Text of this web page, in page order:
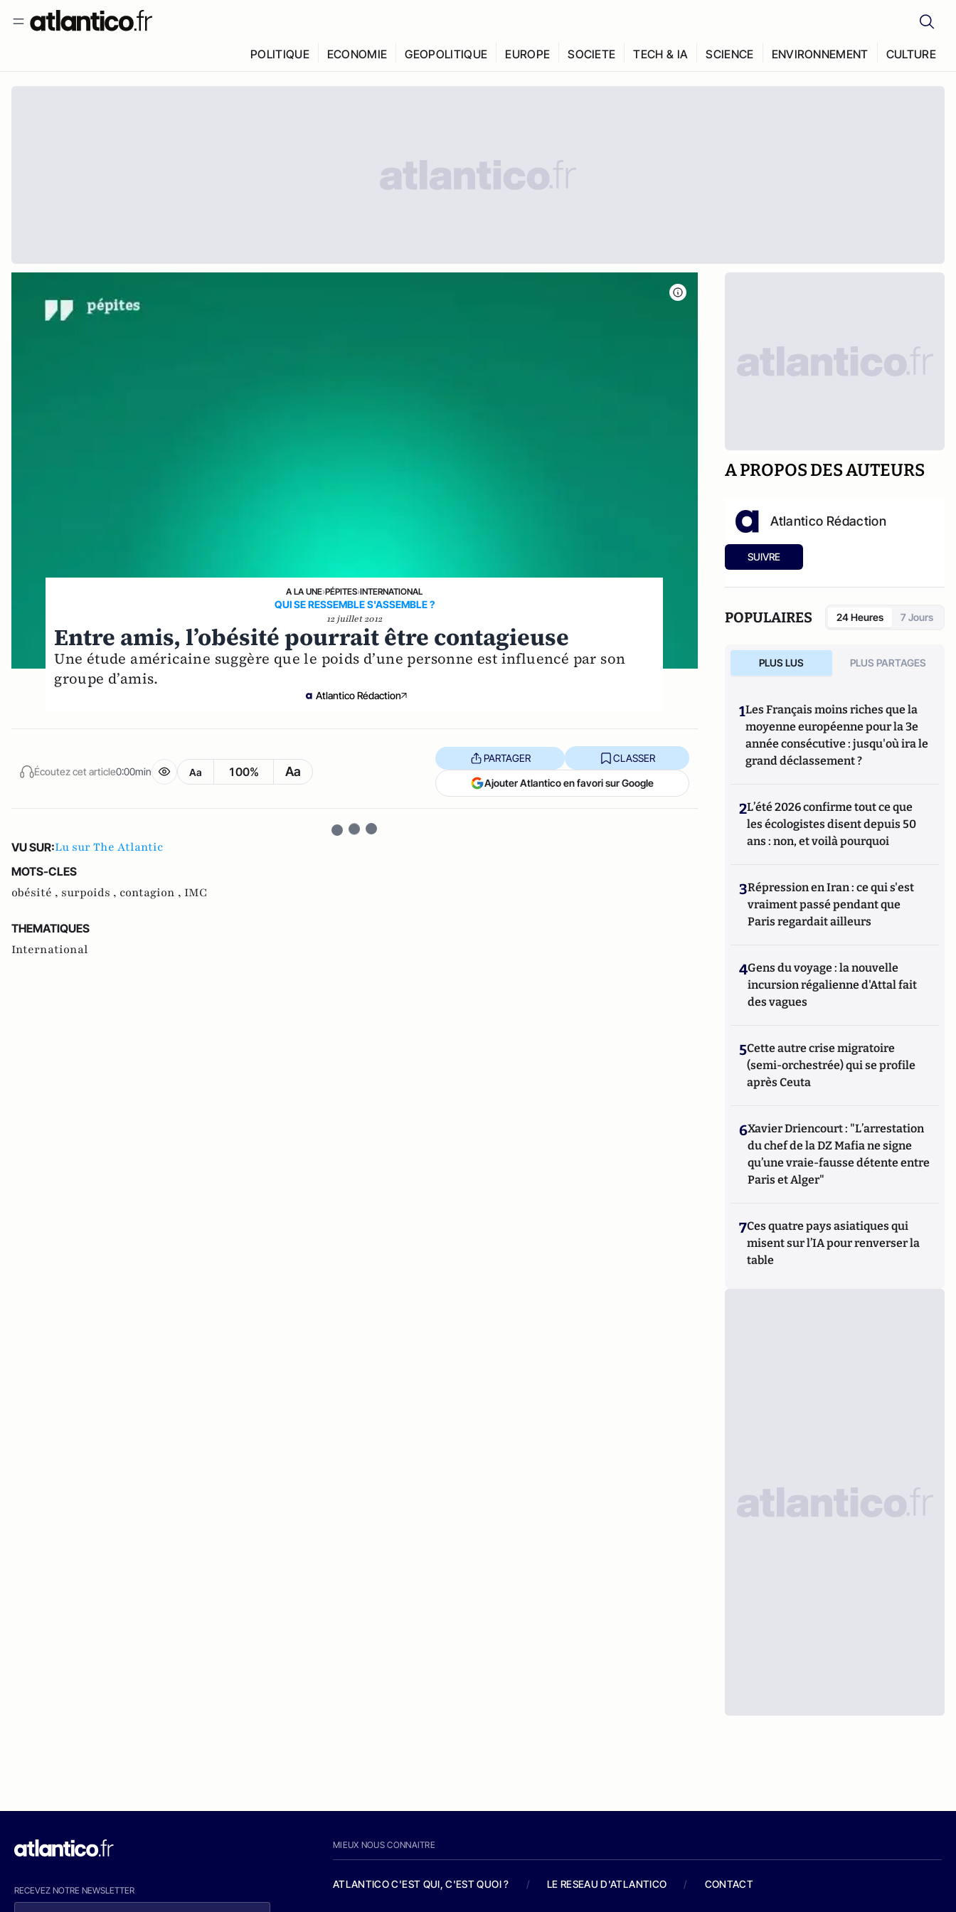
POLITIQUE ECONOMIE GEOPOLITIQUE EUROPE SOCIETE TECH & IA SCIENCE ENVIRONNEMENT CULTURE
A LA UNE›PÉPITES›INTERNATIONAL
QUI SE RESSEMBLE S'ASSEMBLE ?
12 juillet 2012
Entre amis, l’obésité pourrait être contagieuse
Une étude américaine suggère que le poids d’une personne est influencé par son
groupe d’amis.
Atlantico Rédaction
Écoutez cet article0:00min Aa 100% Aa
PARTAGER CLASSER
Ajouter Atlantico en favori sur Google
VU SUR:Lu sur The Atlantic
MOTS-CLES
obésité , surpoids , contagion , IMC
THEMATIQUES
International
A PROPOS DES AUTEURS
Atlantico Rédaction
SUIVRE
POPULAIRES 24 Heures 7 Jours
PLUS LUS PLUS PARTAGES
1Les Français moins riches que la
moyenne européenne pour la 3e
année consécutive : jusqu'où ira le
grand déclassement ?
2L’été 2026 confirme tout ce que
les écologistes disent depuis 50
ans : non, et voilà pourquoi
3Répression en Iran : ce qui s'est
vraiment passé pendant que
Paris regardait ailleurs
4Gens du voyage : la nouvelle
incursion régalienne d'Attal fait
des vagues
5Cette autre crise migratoire
(semi-orchestrée) qui se profile
après Ceuta
6Xavier Driencourt : "L’arrestation
du chef de la DZ Mafia ne signe
qu’une vraie-fausse détente entre
Paris et Alger"
7Ces quatre pays asiatiques qui
misent sur l’IA pour renverser la
table
RECEVEZ NOTRE NEWSLETTER
MIEUX NOUS CONNAITRE
ATLANTICO C'EST QUI, C'EST QUOI ? / LE RESEAU D'ATLANTICO / CONTACT